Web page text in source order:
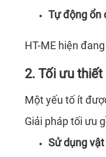
Tự động ổn
HT-ME hiện
2. Tối ưu
Một yếu tố ít
Giải pháp tối ưu
Sử dụng vật